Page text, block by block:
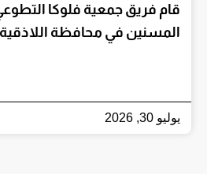
قام فريق جمعية فلوكا التطوعي
المسنين في محافظة اللاذقية
يوليو 30, 2026